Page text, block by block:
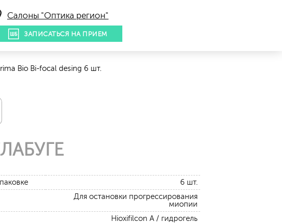
Салоны "Оптика регион"
ЗАПИСАТЬСЯ НА ПРИЕМ
Bio Bi-focal desing 6 шт.
6 шт.
Для остановки прогрессирования
миопии
Hioxifilcon А / гидрогель